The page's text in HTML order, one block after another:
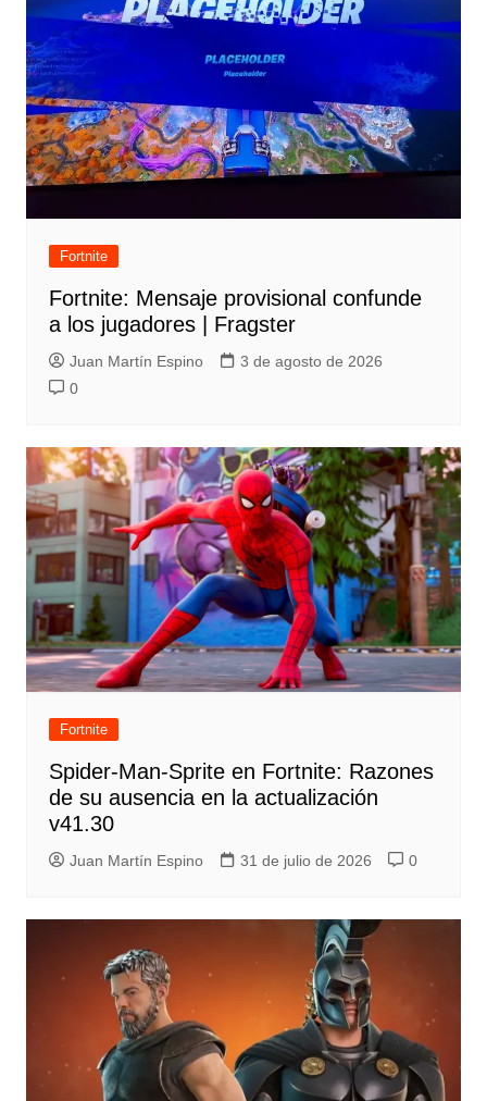
Fortnite
Fortnite: Mensaje provisional confunde
a los jugadores | Fragster
Juan Martín Espino
3 de agosto de 2026
0
Fortnite
Spider-Man-Sprite en Fortnite: Razones
de su ausencia en la actualización
v41.30
Juan Martín Espino 31 de julio de 2026 0